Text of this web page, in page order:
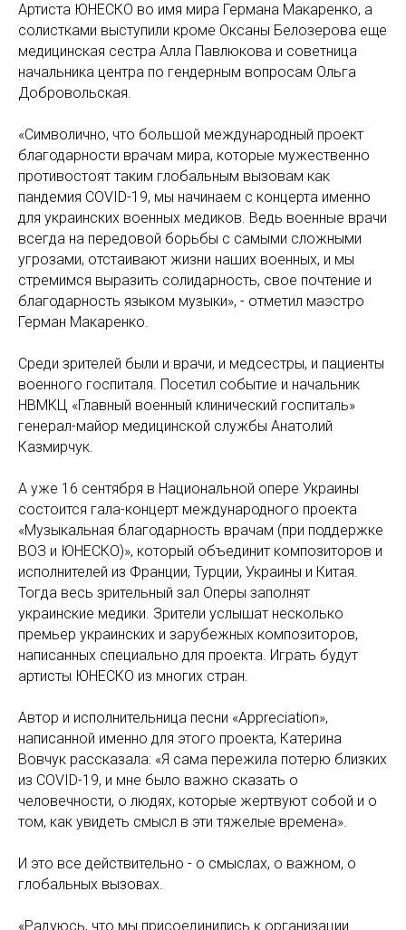
Артиста ЮНЕСКО во имя мира Германа Макаренко, а
солистками выступили кроме Оксаны Белозерова еще
медицинская сестра Алла Павлюкова и советница
начальника центра по гендерным вопросам Ольга
Добровольская.
«Символично, что большой международный проект
благодарности врачам мира, которые мужественно
противостоят таким глобальным вызовам как
пандемия COVID-19, мы начинаем с концерта именно
для украинских военных медиков. Ведь военные врачи
всегда на передовой борьбы с самыми сложными
угрозами, отстаивают жизни наших военных, и мы
стремимся выразить солидарность, свое почтение и
благодарность языком музыки», - отметил маэстро
Герман Макаренко.
Среди зрителей были и врачи, и медсестры, и пациенты
военного госпиталя. Посетил событие и начальник
НВМКЦ «Главный военный клинический госпиталь»
генерал-майор медицинской службы Анатолий
Казмирчук.
А уже 16 сентября в Национальной опере Украины
состоится гала-концерт международного проекта
«Музыкальная благодарность врачам (при поддержке
ВОЗ и ЮНЕСКО)», который объединит композиторов и
исполнителей из Франции, Турции, Украины и Китая.
Тогда весь зрительный зал Оперы заполнят
украинские медики. Зрители услышат несколько
премьер украинских и зарубежных композиторов,
написанных специально для проекта. Играть будут
артисты ЮНЕСКО из многих стран.
Автор и исполнительница песни «Appreciation»,
написанной именно для этого проекта, Катерина
Вовчук рассказала: «Я сама пережила потерю близких
из COVID-19, и мне было важно сказать о
человечности, о людях, которые жертвуют собой и о
том, как увидеть смысл в эти тяжелые времена».
И это все действительно - о смыслах, о важном, о
глобальных вызовах.
«Радуюсь, что мы присоединились к организации